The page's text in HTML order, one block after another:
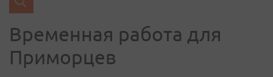
Временная работа для
Приморцев